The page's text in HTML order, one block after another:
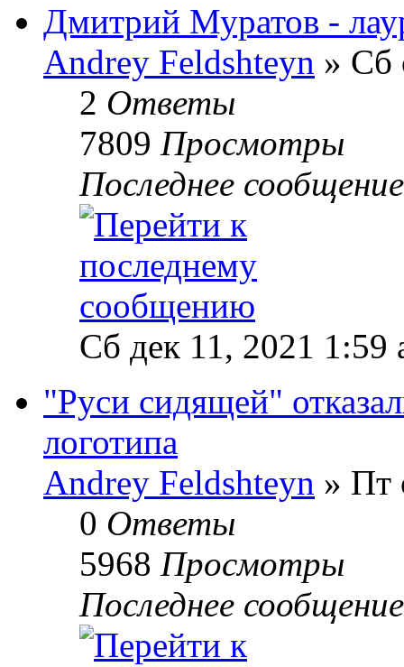
Дмитрий Муратов -
Andrey Feldshteyn » Сб
2 Ответы
7809 Просмотры
Последнее
Сб дек 11, 2021 1:59
"Руси сидящей"
логотипа
Andrey Feldshteyn » Пт
0 Ответы
5968 Просмотры
Последнее